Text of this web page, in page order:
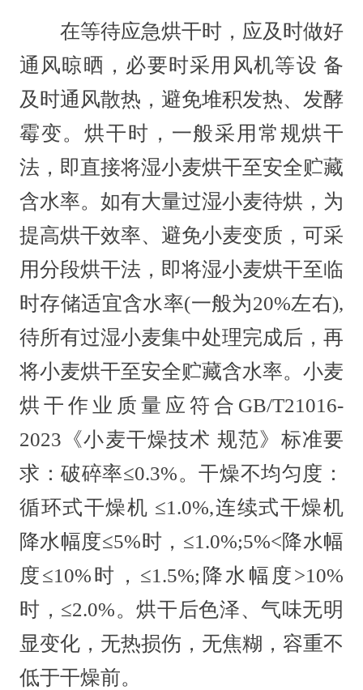
在等待应急烘干时，应及时做好
通风晾晒，必要时采用风机等设 备
及时通风散热，避免堆积发热、发酵
霉变。烘干时，一般采用常规烘干
法，即直接将湿小麦烘干至安全贮藏
含水率。如有大量过湿小麦待烘，为
提高烘干效率、避免小麦变质，可采
用分段烘干法，即将湿小麦烘干至临
时存储适宜含水率(一般为20%左右),
待所有过湿小麦集中处理完成后，再
将小麦烘干至安全贮藏含水率。小麦
烘干作业质量应符合GB/T21016-
2023《小麦干燥技术 规范》标准要
求：破碎率≤0.3%。干燥不均匀度：
循环式干燥机 ≤1.0%,连续式干燥机
降水幅度≤5%时，≤1.0%;5%<降水幅
度≤10%时，≤1.5%;降水幅度>10%
时，≤2.0%。烘干后色泽、气味无明
显变化，无热损伤，无焦糊，容重不
低于干燥前。